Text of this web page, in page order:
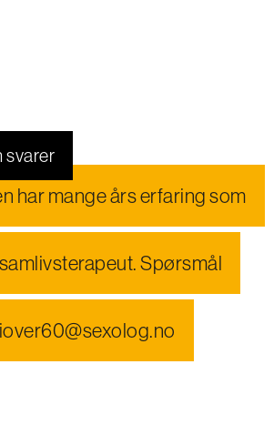
svarer
har mange års erfaring som
Spørsmål